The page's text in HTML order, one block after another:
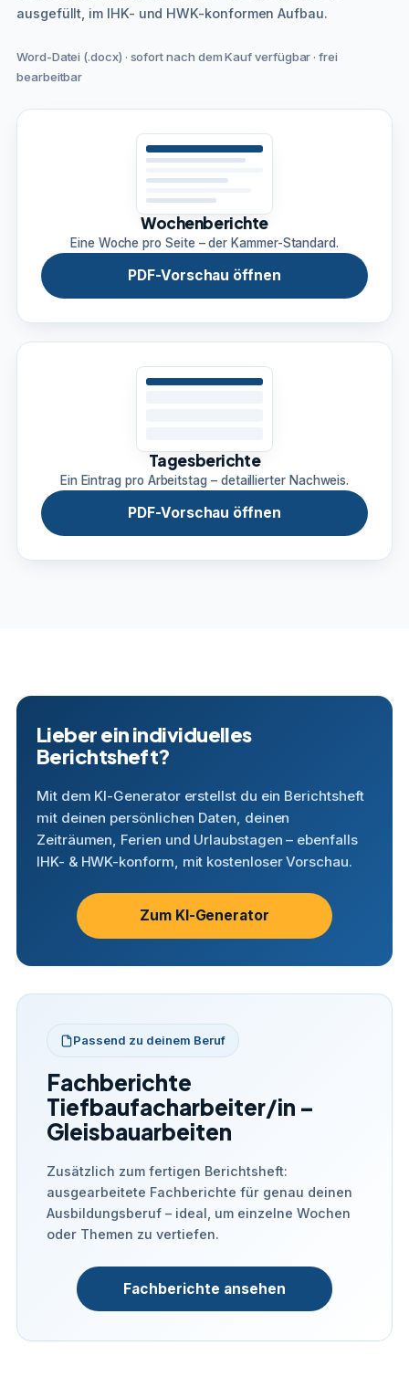
ausgefüllt, im IHK- und HWK-konformen Aufbau.
Word-Datei (.docx) · sofort nach dem Kauf verfügbar · frei
bearbeitbar
Wochenberichte
Eine Woche pro Seite – der Kammer-Standard.
PDF-Vorschau öffnen
Tagesberichte
Ein Eintrag pro Arbeitstag – detaillierter Nachweis.
PDF-Vorschau öffnen
Lieber ein individuelles
Berichtsheft?
Mit dem KI-Generator erstellst du ein Berichtsheft
mit deinen persönlichen Daten, deinen
Zeiträumen, Ferien und Urlaubstagen – ebenfalls
IHK- & HWK-konform, mit kostenloser Vorschau.
Zum KI-Generator
Passend zu deinem Beruf
Fachberichte
Tiefbaufacharbeiter/in –
Gleisbauarbeiten
Zusätzlich zum fertigen Berichtsheft:
ausgearbeitete Fachberichte für genau deinen
Ausbildungsberuf – ideal, um einzelne Wochen
oder Themen zu vertiefen.
Fachberichte ansehen